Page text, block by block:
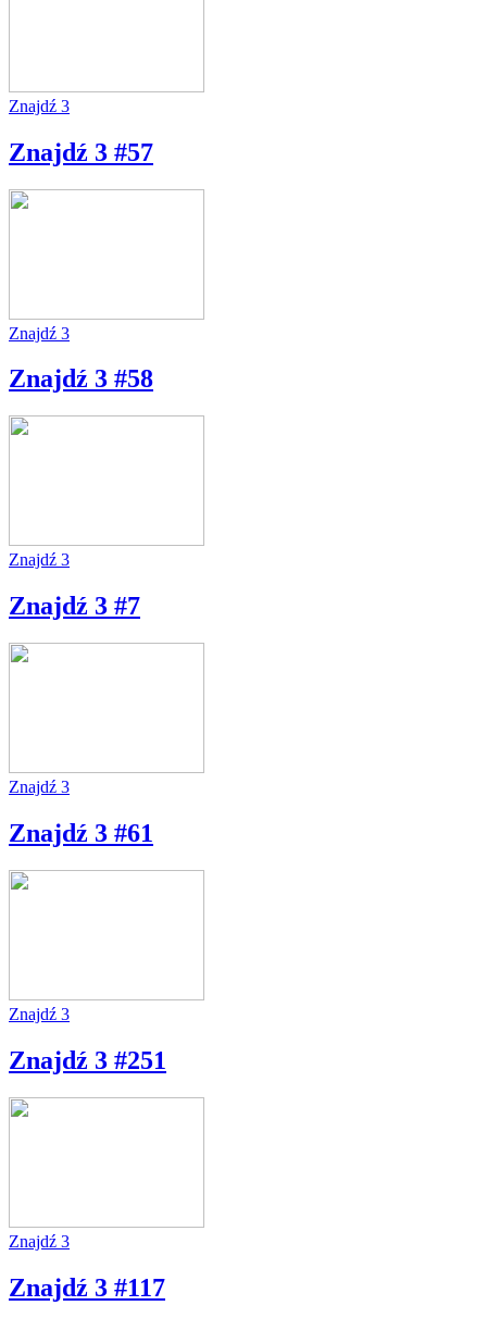
Znajdź 3
Znajdź 3 #57
Znajdź 3
Znajdź 3 #58
Znajdź 3
Znajdź 3 #7
Znajdź 3
Znajdź 3 #61
Znajdź 3
Znajdź 3 #251
Znajdź 3
Znajdź 3 #117